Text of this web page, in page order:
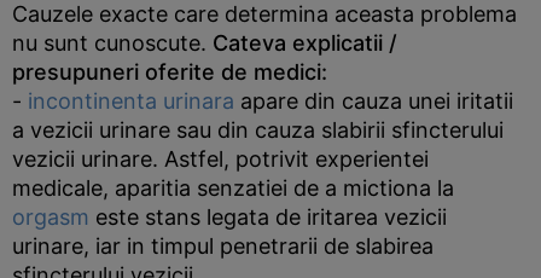
Cauzele exacte care determina aceasta problema
nu sunt cunoscute. Cateva explicatii /
presupuneri oferite de medici:
- incontinenta urinara apare din cauza unei iritatii
a vezicii urinare sau din cauza slabirii sfincterului
vezicii urinare. Astfel, potrivit experientei
medicale, aparitia senzatiei de a mictiona la
orgasm este stans legata de iritarea vezicii
urinare, iar in timpul penetrarii de slabirea